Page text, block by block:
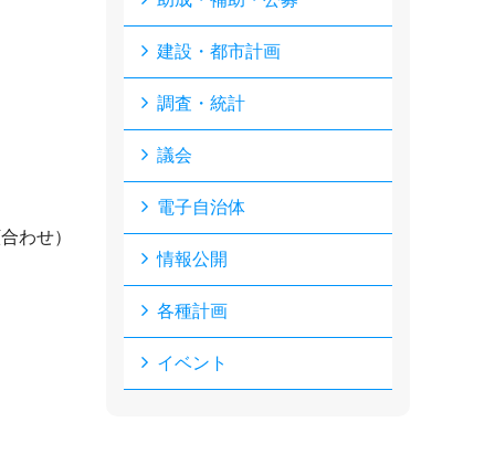
わせ）
建設・都市計画
調査・統計
議会
電子自治体
情報公開
各種計画
イベント